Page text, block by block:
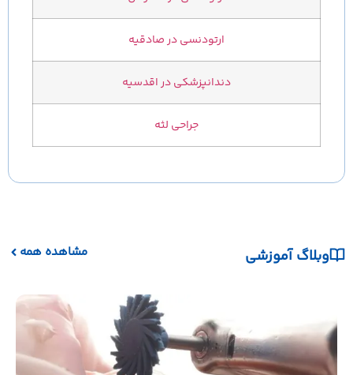
ارتودنسی در صادقیه
دندانپزشکی در اقدسیه
جراحی لثه
وبلاگ آموزشی مشاهده همه
یکی